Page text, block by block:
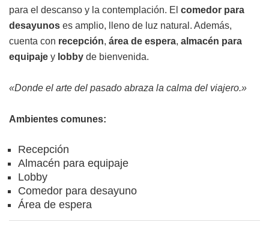
para el descanso y la contemplación. El comedor para
desayunos es amplio, lleno de luz natural. Además,
cuenta con recepción, área de espera, almacén para
equipaje y lobby de bienvenida.
«Donde el arte del pasado abraza la calma del viajero.»
Ambientes comunes:
Recepción
Almacén para equipaje
Lobby
Comedor para desayuno
Área de espera